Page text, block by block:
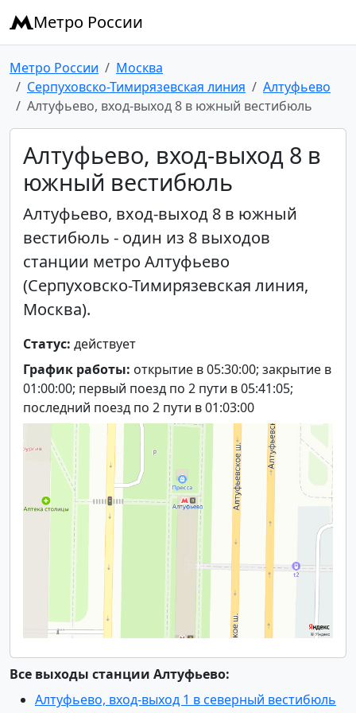
Метро России
Метро России
Москва
Серпуховско-Тимирязевская линия
Алтуфьево
Алтуфьево, вход-выход 8 в южный вестибюль
Алтуфьево, вход-выход 8 в
южный вестибюль
Алтуфьево, вход-выход 8 в южный
вестибюль - один из 8 выходов
станции метро Алтуфьево
(Серпуховско-Тимирязевская линия,
Москва).
Статус: действует
График работы: открытие в 05:30:00; закрытие в
01:00:00; первый поезд по 2 пути в 05:41:05;
последний поезд по 2 пути в 01:03:00
Все выходы станции Алтуфьево:
Алтуфьево, вход-выход 1 в северный вестибюль